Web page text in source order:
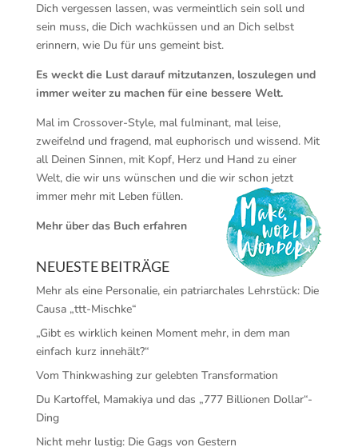
Dich vergessen lassen, was vermeintlich sein soll und
sein muss, die Dich wachküssen und an Dich selbst
erinnern, wie Du für uns gemeint bist.
Es weckt die Lust darauf mitzutanzen, loszulegen und
immer weiter zu machen für eine bessere Welt.
Mal im Crossover-Style, mal fulminant, mal leise,
zweifelnd und fragend, mal euphorisch und wissend. Mit
all Deinen Sinnen, mit Kopf, Herz und Hand zu einer
Welt, die wir uns wünschen und die wir schon jetzt
immer mehr mit Leben füllen.
Mehr über das Buch erfahren
NEUESTE BEITRÄGE
Mehr als eine Personalie, ein patriarchales Lehrstück: Die
Causa „ttt-Mischke“
„Gibt es wirklich keinen Moment mehr, in dem man
einfach kurz innehält?“
Vom Thinkwashing zur gelebten Transformation
Du Kartoffel, Mamakiya und das „777 Billionen Dollar“-
Ding
Nicht mehr lustig: Die Gags von Gestern